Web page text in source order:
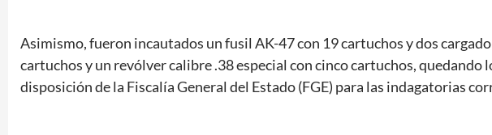
Asimismo, fueron incautados un fusil AK-47 con 19 cartuchos y dos
cartuchos y un revólver calibre .38 especial con cinco cartuchos, quedando
disposición de la Fiscalía General del Estado (FGE) para las indagatorias